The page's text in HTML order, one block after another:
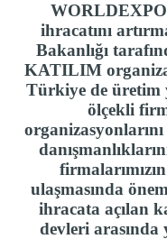
ihracatını
Bakanlığı
KATILIM
Türkiye de üretim
ölçekli
ulaşmasında
ihracata açılan
devleri arasında